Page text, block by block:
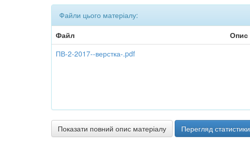
Файли цього матеріалу:
Файл
Опис
ПВ-2-2017--верстка-.pdf
Показати повний опис матеріалу Перегляд статистики